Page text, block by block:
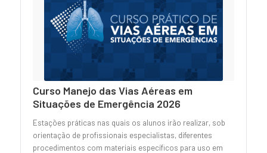
Curso Manejo das Vias Aéreas em
Situações de Emergência 2026
Estações práticas nas quais os alunos irão realizar, sob
orientação de profissionais especialistas, diferentes
procedimentos com materiais específicos para uso em